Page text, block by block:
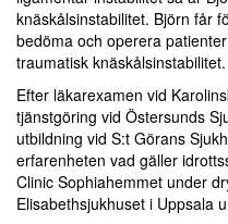
knäskålsinstabilitet. Björn får
bedöma och operera
traumatisk knäskålsinstabilitet.
Efter läkarexamen vid
tjänstgöring vid Östersunds
utbildning vid S:t Görans
erfarenheten vad gäller
Clinic Sophiahemmet under
Elisabethsjukhuset i Uppsala